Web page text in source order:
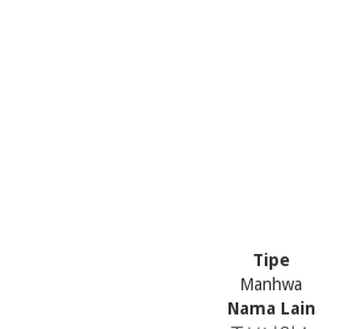
Tipe
Manhwa
Nama Lain